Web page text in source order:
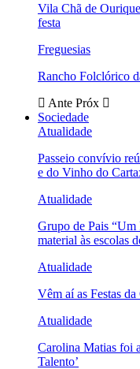
Vila Chã de
festa
Freguesias
Rancho Folclórico
Ante Próx
Sociedade
Atualidade
Passeio convívio
e do Vinho do
Atualidade
Grupo de Pais “Um
material às escolas
Atualidade
Vêm aí as Festas da
Atualidade
Carolina Matias foi
Talento’